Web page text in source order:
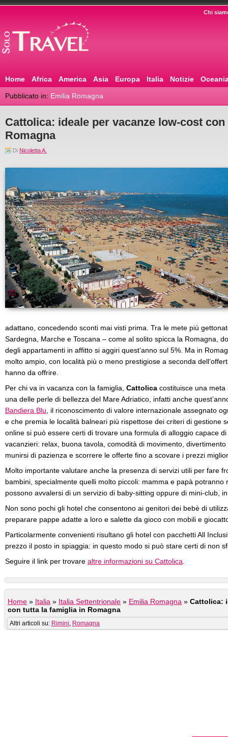
Chi
Home Africa America Asia Europa Italia Notizie
Pubblicato in: Emilia Romagna
Cattolica: ideale per vacanze low-cost
Romagna
Di Nicoletta A.
adattano, concedendo sconti mai visti prima. Tra le mete più
Sardegna, Marche e Toscana – come al solito spicca la Romagna,
degli appartamenti in affitto si aggiri quest’anno sul 5%. Ma in
molto ampio, con località più o meno prestigiose a seconda
hanno da offrire.
Per chi va in vacanza con la famiglia, Cattolica costituisce una meta
una delle perle di bellezza del Mare Adriatico, infatti anche
Bandiera Blu , il riconoscimento di valore internazionale assegnato
e che premia le località balneari più rispettose dei criteri di gestione
online si può essere certi di trovare una formula di alloggio capace
vacanzieri: relax, buona tavola, comodità di movimento,
munirsi di pazienza e scorrere le offerte fino a scovare i prezzi
Molto importante valutare anche la presenza di servizi utili per fare
bambini, specialmente quelli molto piccoli: mamma e papà potranno
possono avvalersi di un servizio di baby-sitting oppure di mini-club,
Non sono pochi gli hotel che consentono ai genitori dei bebè di
preparare pappe adatte a loro e salette da gioco con mobili e
Particolarmente convenienti risultano gli hotel con pacchetti All
prezzo il posto in spiaggia: in questo modo si può stare certi di non
Seguire il link per trovare altre informazioni su Cattolica
Home » Italia » Italia Settentrionale » Emilia Romagna » Cattolica:
con tutta la famiglia in Romagna
Altri articoli su: Rimini, Romagna